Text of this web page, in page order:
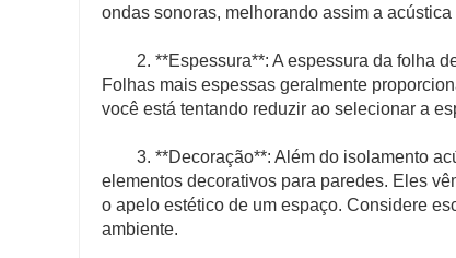
ondas sonoras, melhorando assim a
2. **Espessura**: A espessura da folha
Folhas mais espessas geralmente
você está tentando reduzir ao selecionar a
3. **Decoração**: Além do isolamento
elementos decorativos para paredes. Eles
o apelo estético de um espaço. Considere
ambiente.